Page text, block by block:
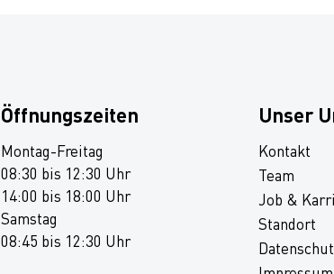
Öffnungszeiten
Montag-Freitag
08:30 bis 12:30 Uhr
14:00 bis 18:00 Uhr
Samstag
08:45 bis 12:30 Uhr
Unser
Kontakt
Team
Job &
Standort